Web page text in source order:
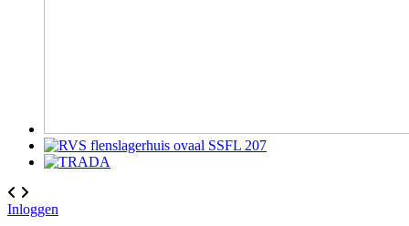
Inloggen